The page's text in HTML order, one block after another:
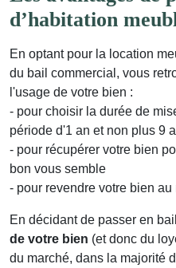
d’habitation
En optant pour la location
du bail commercial, vous
l'usage de votre bien :
- pour choisir la durée de
période d'1 an et non plus 9
- pour récupérer votre bien
bon vous semble
- pour revendre votre bien
En décidant de passer en
de votre bien (et donc du
du marché, dans la majorité